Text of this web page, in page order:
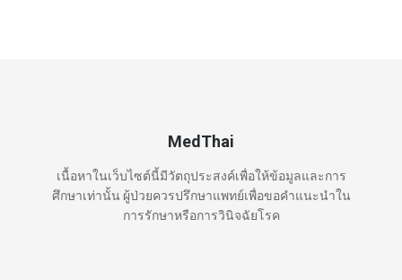
MedThai
เนื้อหาในเว็บไซต์นี้มีวัตถุประสงค์เพื่อให้ข้อมูลและการ
ศึกษาเท่านั้น ผู้ป่วยควรปรึกษาแพทย์เพื่อขอคำแนะนำใน
การรักษาหรือการวินิจฉัยโรค